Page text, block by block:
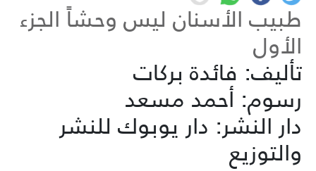
طبيب الأسنان ليس وحشاً الجزء
الأول
تأليف: فائدة بركات
رسوم: أحمد مسعد
دار النشر: دار يوبوك للنشر
والتوزيع